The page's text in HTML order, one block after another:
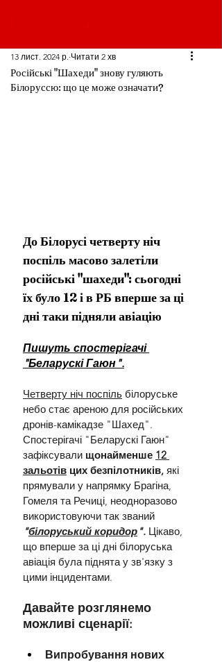
Російські "Шахеди" знову гуляють
Білоруссю: що це може означати?
13 лист. 2024 р. Читати 2 хв
До Білорусі четверту ніч
поспіль масово залетіли
російські "шахеди": сьогодні
їх було 12 і в РБ вперше за ці
дні таки підняли авіацію
Пишуть спостерігачі
"Беларускі Гаюн".
Четверту ніч поспіль білоруське
небо стає ареною для російських
дронів-камікадзе "Шахед".
Спостерігачі "Беларускі Гаюн"
зафіксували щонайменше 12
зальотів цих безпілотників, які
прямували у напрямку Брагіна,
Гомеля та Речиці, неодноразово
використовуючи так званий
"білоруський коридор ". Цікаво,
що вперше за ці дні білоруська
авіація була піднята у зв'язку з
цими інцидентами.
Давайте розглянемо
можливі сценарії:
Випробування нових